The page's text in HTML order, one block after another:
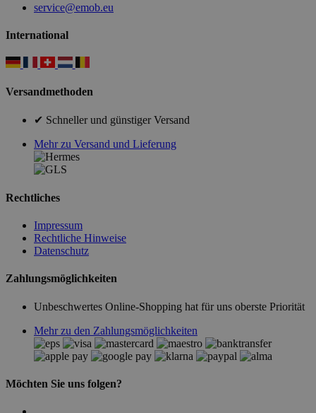
service@emob.eu
International
Versandmethoden
✔ Schneller und günstiger Versand
Mehr zu Versand und Lieferung
Rechtliches
Impressum
Rechtliche Hinweise
Datenschutz
Zahlungsmöglichkeiten
Unbeschwertes Online-Shopping hat für uns oberste Priorität
Mehr zu den Zahlungsmöglichkeiten
Möchten Sie uns folgen?